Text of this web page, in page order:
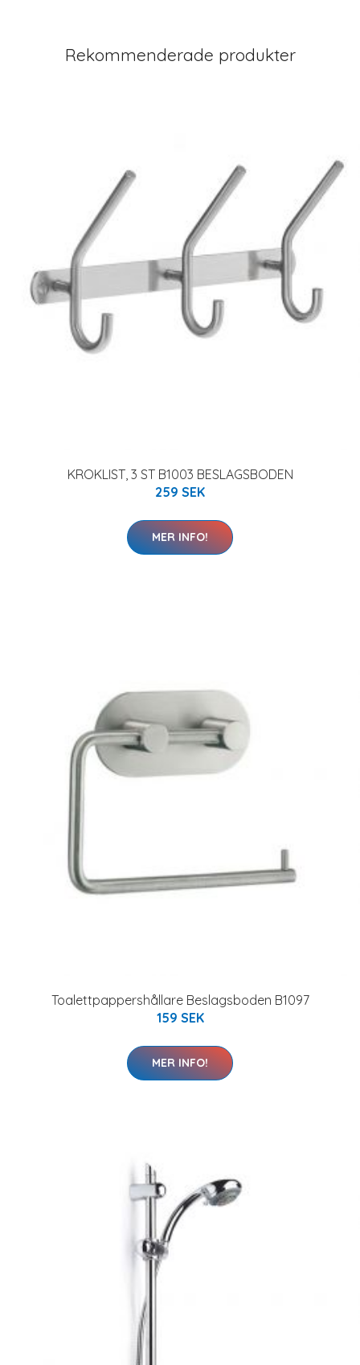
Rekommenderade produkter
KROKLIST, 3 ST B1003 BESLAGSBODEN
259 SEK
MER INFO!
Toalettpappershållare Beslagsboden B1097
159 SEK
MER INFO!